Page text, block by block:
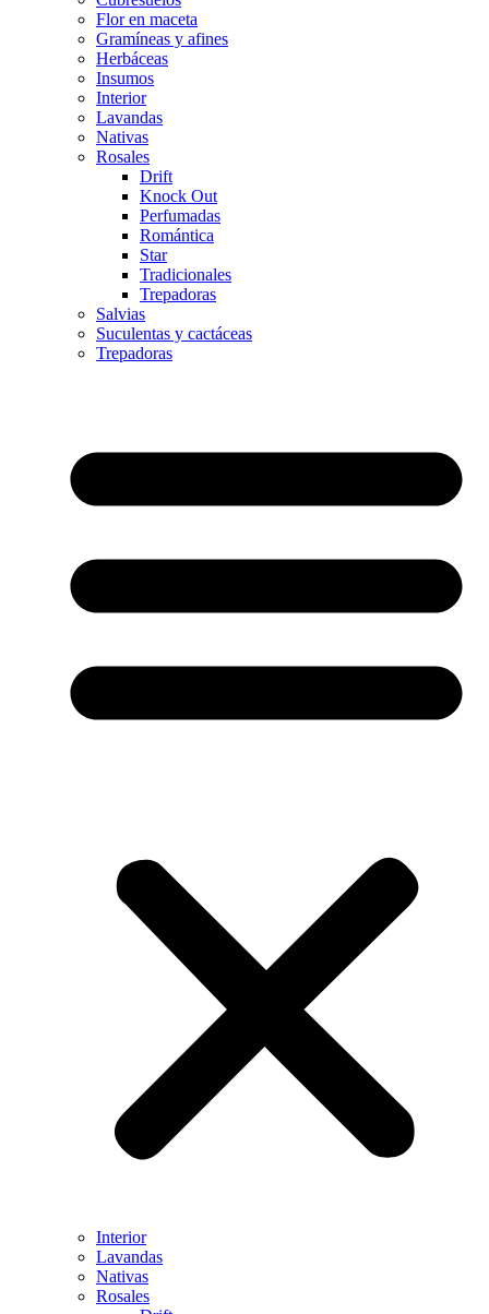
Flor en maceta
Gramíneas y afines
Herbáceas
Insumos
Interior
Lavandas
Nativas
Rosales
Drift
Knock Out
Perfumadas
Romántica
Star
Tradicionales
Trepadoras
Salvias
Suculentas y cactáceas
Trepadoras
Interior
Lavandas
Nativas
Rosales